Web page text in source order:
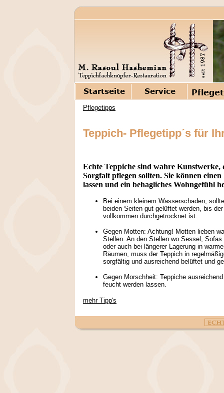
Pflegetipps
Teppich- Pflegetipp´s für
Echte Teppiche sind wahre
Sorgfalt pflegen sollten. Sie können
lassen und ein behagliches Wohngefühl
Bei einem kleinem Wasserschaden,
beiden Seiten gut gelüftet werden, bis
vollkommen durchgetrocknet ist.
Gegen Motten: Achtung! Motten lieben
Stellen. An den Stellen wo Sessel, Sofas
oder auch bei längerer Lagerung in
Räumen, muss der Teppich in
sorgfältig und ausreichend belüftet und
Gegen Morschheit: Teppiche
feucht werden lassen.
mehr Tipp's